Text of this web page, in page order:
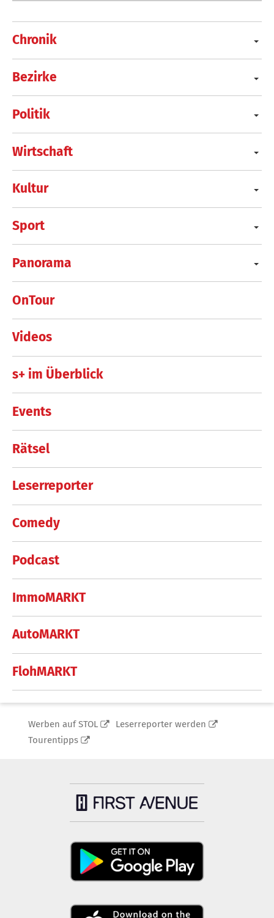
Chronik
Bezirke
Politik
Wirtschaft
Kultur
Sport
Panorama
OnTour
Videos
s+ im Überblick
Events
Rätsel
Leserreporter
Comedy
Podcast
ImmoMARKT
AutoMARKT
FlohMARKT
Werben auf STOL
Leserreporter werden
Tourentipps